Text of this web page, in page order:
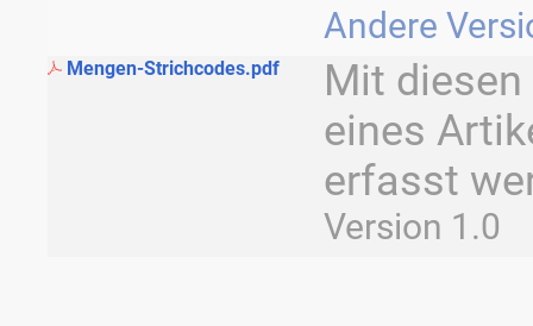
Andere
Mengen-Strichcodes.pdf
Mit
eines
erfasst
Version 1.0